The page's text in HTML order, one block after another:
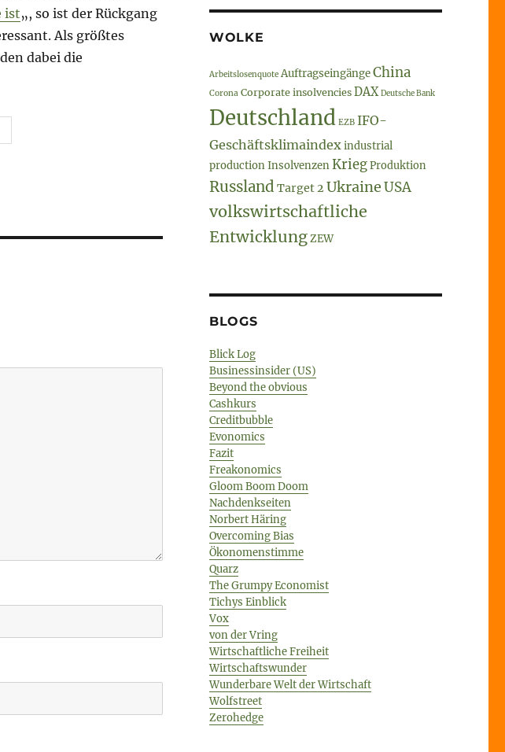
ist„, so ist der Rückgang
Als größtes
dabei die
WOLKE
Arbeitslosenquote AuftragseingängeChina
Corona Corporate insolvencies DAX Deutsche Bank
Deutschland EZB IFO-
Geschäftsklimaindexindustrial
productionInsolvenzenKriegProduktion
Russland Target 2 UkraineUSA
volkswirtschaftliche
EntwicklungZEW
BLOGS
Blick Log
Businessinsider (US)
Beyond the obvious
Cashkurs
Creditbubble
Evonomics
Fazit
Freakonomics
Gloom Boom Doom
Nachdenkseiten
Norbert Häring
Overcoming Bias
Ökonomenstimme
Quarz
The Grumpy Economist
Tichys Einblick
Vox
von der Vring
Wirtschaftliche Freiheit
Wirtschaftswunder
Wunderbare Welt der Wirtschaft
Wolfstreet
Zerohedge